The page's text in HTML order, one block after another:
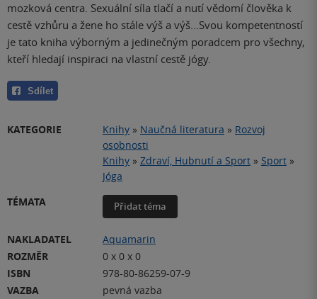
mozková centra. Sexuální síla tlačí a nutí vědomí člověka k
cestě vzhůru a žene ho stále výš a výš...Svou kompetentností
je tato kniha výborným a jedinečným poradcem pro všechny,
kteří hledají inspiraci na vlastní cestě jógy.
Sdílet
KATEGORIE Knihy » Naučná literatura » Rozvoj
osobnosti
Knihy » Zdraví, Hubnutí a Sport » Sport »
Jóga
TÉMATA
Přidat téma
NAKLADATEL
Aquamarin
ROZMĚR
0 x 0 x 0
ISBN
978-80-86259-07-9
VAZBA
pevná vazba